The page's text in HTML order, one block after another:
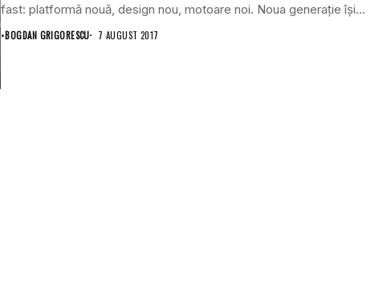
fast: platformă nouă, design nou, motoare noi. Noua generație își...
•BOGDAN GRIGORESCU 7 AUGUST 2017